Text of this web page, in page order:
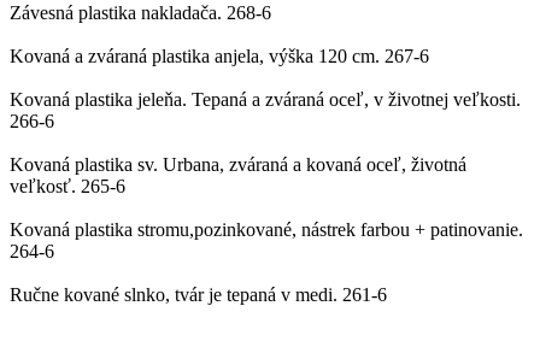
Závesná plastika nakladača. 268-6
Kovaná a zváraná plastika anjela, výška 120 cm. 267-6
Kovaná plastika jeleňa. Tepaná a zváraná oceľ, v životnej veľkosti.
266-6
Kovaná plastika sv. Urbana, zváraná a kovaná oceľ, životná
veľkosť. 265-6
Kovaná plastika stromu,pozinkované, nástrek farbou + patinovanie.
264-6
Ručne kované slnko, tvár je tepaná v medi. 261-6